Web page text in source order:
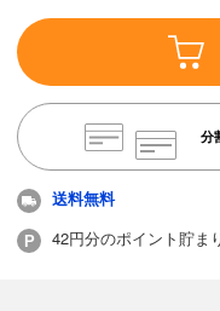
分
送料無料
42円分のポイント貯ま